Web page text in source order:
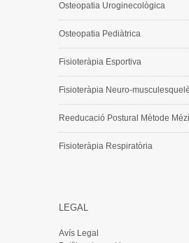
Osteopatia Uroginecològica
Osteopatia Pediàtrica
Fisioteràpia Esportiva
Fisioteràpia Neuro-
Reeducació Postural Mètode
Fisioteràpia Respiratòria
LEGAL
Avís Legal